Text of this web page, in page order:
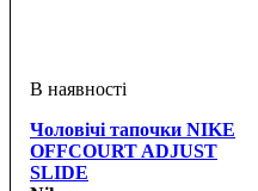
Чоловічі тапочки NIKE
OFFCOURT ADJUST
SLIDE